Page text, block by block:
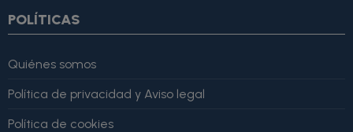
POLÍTICAS
Quiénes somos
Política de privacidad y Aviso legal
Política de cookies